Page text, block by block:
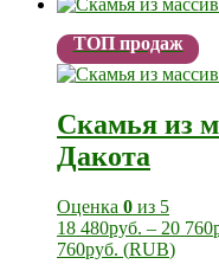
ТОП продаж
Скамья из
Дакота
Оценка 0 из 5
18 480руб. – 20 760
760руб. (RUB)